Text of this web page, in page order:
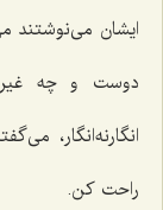
ایشان مى‌نوشتند
دوست و چه غیر
انگارنه‌انگار،
راحت کن.